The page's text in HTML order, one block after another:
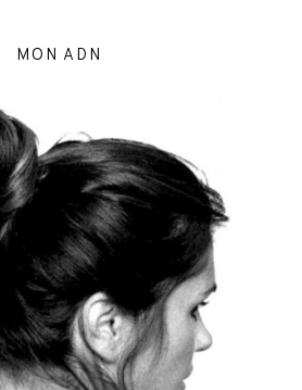
MON ADN